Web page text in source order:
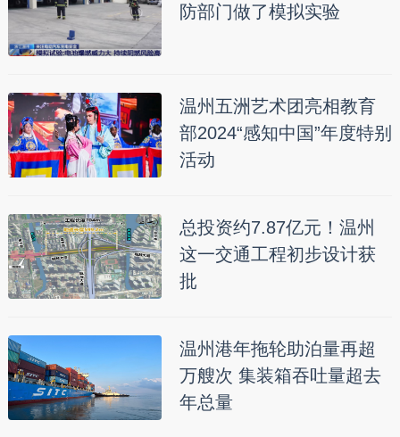
防部门做了模拟实验
温州五洲艺术团亮相教育
部2024“感知中国”年度特别
活动
总投资约7.87亿元！温州
这一交通工程初步设计获
批
温州港年拖轮助泊量再超
万艘次 集装箱吞吐量超去
年总量